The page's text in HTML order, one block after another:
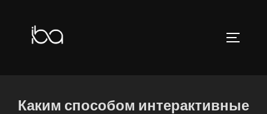
TOGGLE
Каким способом интерактивные